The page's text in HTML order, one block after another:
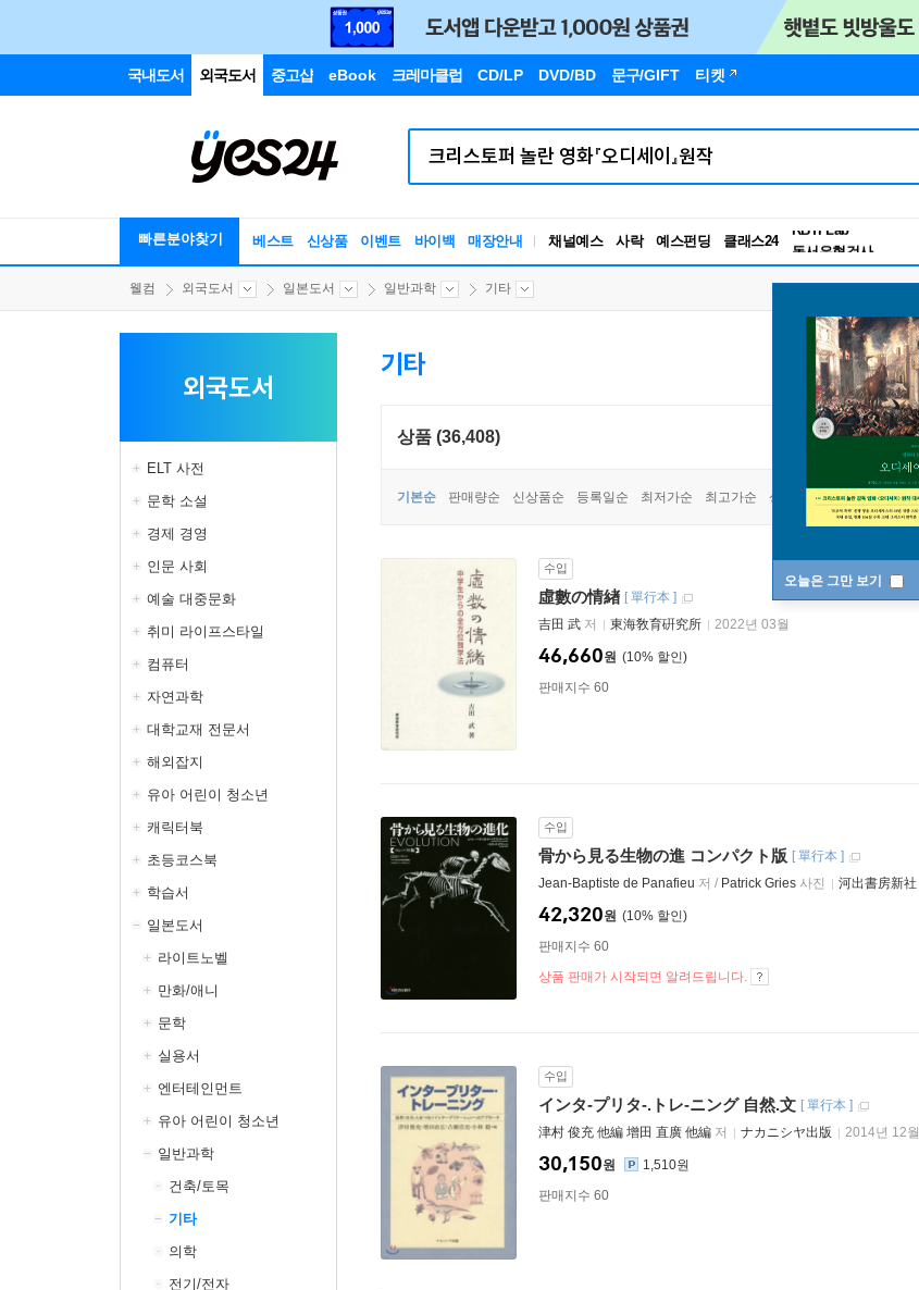
국내도서 외국도서 중고샵 eBook 크레마클럽 CD/LP DVD/BD 문구/GIFT 티켓
빠른분야찾기 베스트 신상품 이벤트 바이백 매장안내 채널예스 사락 예스펀딩 클래스24
독서유형검사
오늘은 그만 보기
웰컴 외국도서 일본도서 일반과학 기타
외국도서
ELT 사전
문학 소설
경제 경영
인문 사회
예술 대중문화
취미 라이프스타일
컴퓨터
자연과학
대학교재 전문서
해외잡지
유아 어린이 청소년
캐릭터북
초등코스북
학습서
일본도서
라이트노벨
만화/애니
문학
실용서
엔터테인먼트
유아 어린이 청소년
일반과학
건축/토목
기타
의학
전기/전자
기타
상품 (36,408)
기본순 판매량순 신상품순 등록일순 최저가순 최고가순 상품명순
수입
虛數の情緖 [單行本 ]
吉田 武 저 東海敎育硏究所 2022년 03월
10%
46,660원
판매지수 60
수입
骨から見る生物の進 コンパクト版 [單行本 ]
Jean-Baptiste de Panafieu 저 / Patrick Gries 사진 河出書房新社
10%
42,320원
판매지수 60
상품 판매가 시작되면 알려드립니다.
수입
インタ-プリタ-.トレ-ニング 自然.文 [單行本 ]
津村 俊充 他編 增田 直廣 他編 저 ナカニシヤ出版 2014년 12월
30,150원
1,510원
판매지수 60